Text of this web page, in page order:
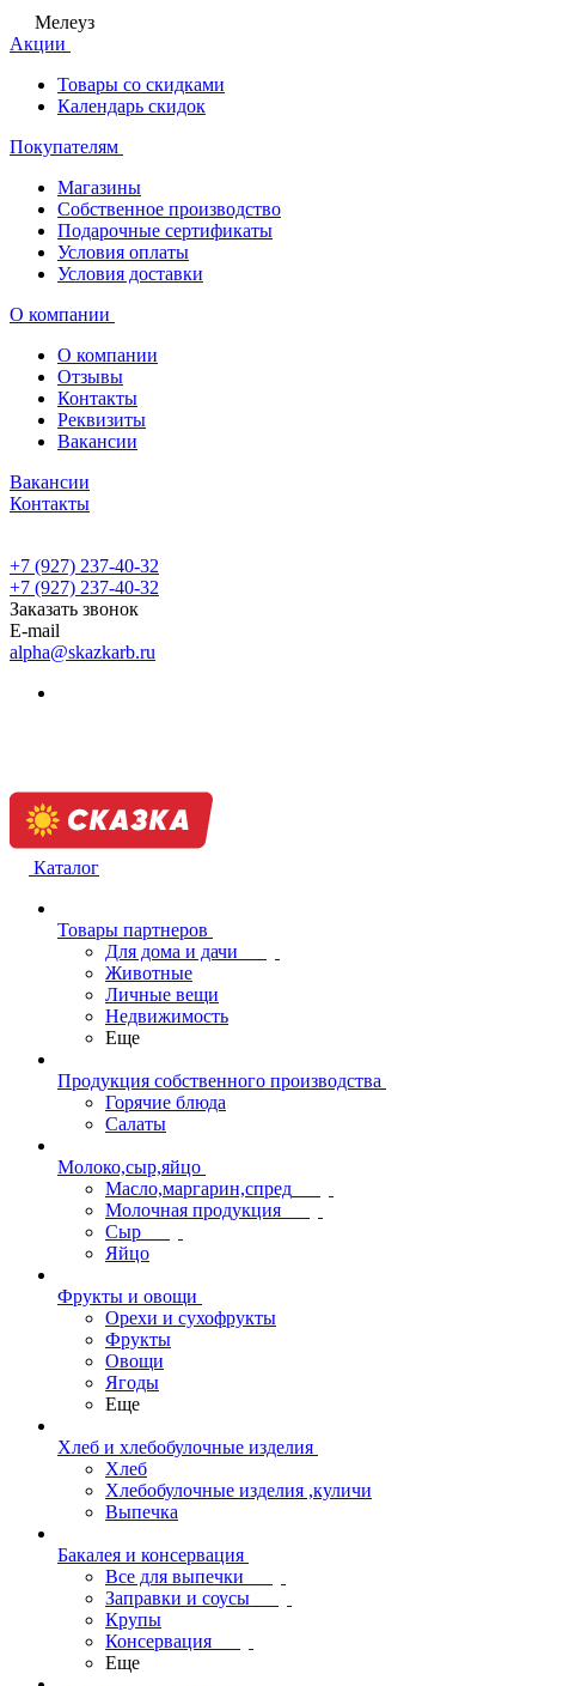
Мелеуз
Акции
Товары со скидками
Календарь скидок
Покупателям
Магазины
Собственное производство
Подарочные сертификаты
Условия оплаты
Условия доставки
О компании
О компании
Отзывы
Контакты
Реквизиты
Вакансии
Вакансии
Контакты
+7 (927) 237-40-32
+7 (927) 237-40-32
Заказать звонок
E-mail
alpha@skazkarb.ru
Каталог
Товары партнеров
Для дома и дачи
Животные
Личные вещи
Недвижимость
Еще
Продукция собственного производства
Горячие блюда
Салаты
Молоко,сыр,яйцо
Масло,маргарин,спред
Молочная продукция
Сыр
Яйцо
Фрукты и овощи
Орехи и сухофрукты
Фрукты
Овощи
Ягоды
Еще
Хлеб и хлебобулочные изделия
Хлеб
Хлебобулочные изделия ,куличи
Выпечка
Бакалея и консервация
Все для выпечки
Заправки и соусы
Крупы
Консервация
Еще